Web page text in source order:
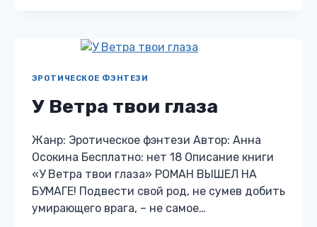
УКРАДЕННАЯ
МАГИЯ
ЭРОТИЧЕСКОЕ ФЭНТЕЗИ
У Ветра твои глаза
Жанр: Эротическое фэнтези Автор: Анна
Осокина Бесплатно: нет 18 Описание книги
«У Ветра твои глаза» РОМАН ВЫШЕЛ НА
БУМАГЕ! Подвести свой род, не сумев добить
умирающего врага, – не самое…